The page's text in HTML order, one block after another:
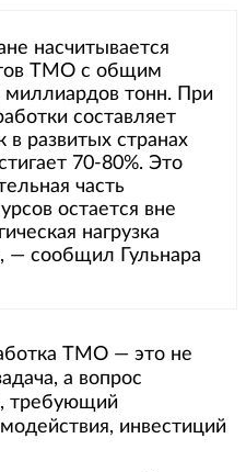
насчитывается
ТМО с общим
тонн. При
составляет
в развитых странах
70-80%. Это
часть
остается вне
нагрузка
— сообщил Гульнара
ТМО — это не
а вопрос
требующий
инвестиций